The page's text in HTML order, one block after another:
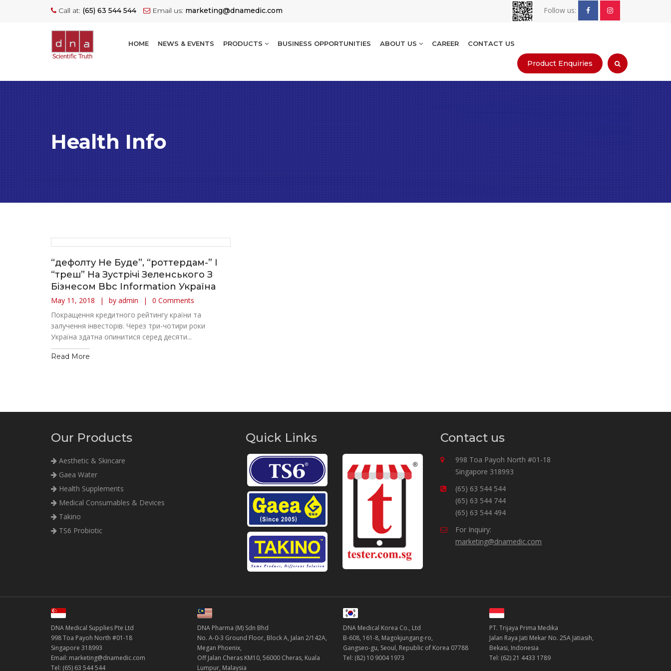
Call at: (65) 63 544 544 Email us: marketing@dnamedic.com Follow us:
HOME NEWS & EVENTS PRODUCTS BUSINESS OPPORTUNITIES ABOUT US CAREER CONTACT US
Product Enquiries
Health Info
“дефолту Не Буде”, “роттердам-” І
“треш” На Зустрічі Зеленського З
Бізнесом Bbc Information Україна
May 11, 2018 by admin
0 Comments
Покращення кредитного рейтингу країни та
залучення інвесторів. Через три-чотири роки
Україна здатна опинитися серед десяти...
Read More
Our Products
Aesthetic & Skincare
Gaea Water
Health Supplements
Medical Consumables & Devices
Takino
TS6 Probiotic
Quick Links Contact us
998 Toa Payoh North #01-18
Singapore 318993
(65) 63 544 544
(65) 63 544 744
(65) 63 544 494
For Inquiry:
marketing@dnamedic.com
DNA Medical Supplies Pte Ltd
998 Toa Payoh North #01-18
Singapore 318993
Email: marketing@dnamedic.com
Tel: (65) 63 544 544
DNA Pharma (M) Sdn Bhd
No. A-0-3 Ground Floor, Block A, Jalan 2/142A,
Megan Phoenix,
Off Jalan Cheras KM10, 56000 Cheras, Kuala
Lumpur, Malaysia
DNA Medical Korea Co., Ltd
B-608, 161-8, Magokjungang-ro,
Gangseo-gu, Seoul, Republic of Korea 07788
Tel: (82) 10 9004 1973
PT. Trijaya Prima Medika
Jalan Raya Jati Mekar No. 25A Jatiasih,
Bekasi, Indonesia
Tel: (62) 21 4433 1789